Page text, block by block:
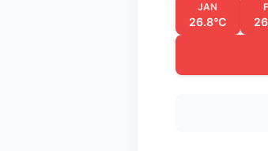
JAN
26.8°C